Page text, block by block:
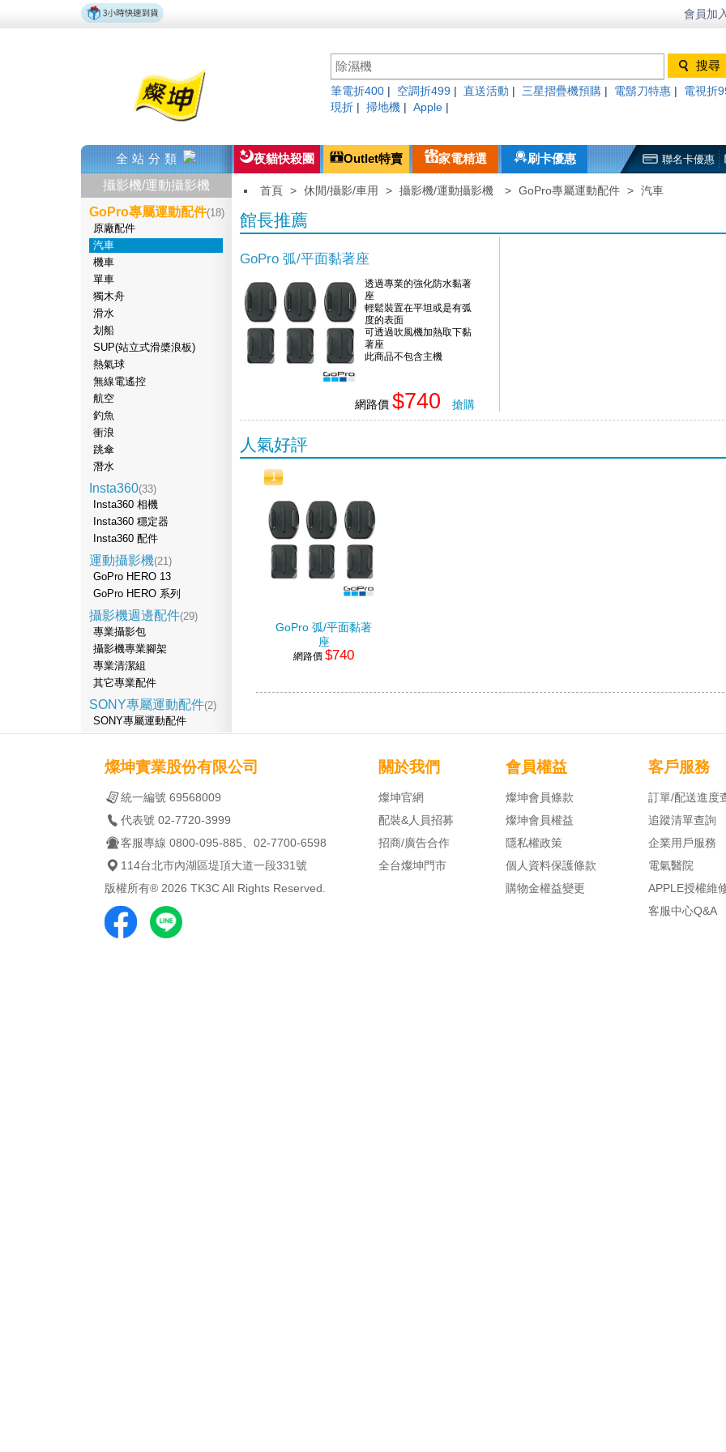
會員加
筆電折400 空調折499 直送活動 三星摺疊機預購 電鬍刀特惠
電視折
現折
掃地機 Apple
全站分類 夜貓快殺團 Outlet特賣 家電精選 刷卡優惠 聯名卡優惠
攝影機/運動攝影機
GoPro專屬運動配件(18)
原廠配件
汽車
機車
單車
獨木舟
滑水
划船
SUP(站立式滑槳浪板)
熱氣球
無線電遙控
航空
釣魚
衝浪
跳傘
潛水
Insta360(33)
Insta360 相機
Insta360 穩定器
Insta360 配件
運動攝影機(21)
GoPro HERO 13
GoPro HERO 系列
攝影機週邊配件(29)
專業攝影包
攝影機專業腳架
專業清潔組
其它專業配件
SONY專屬運動配件(2)
SONY專屬運動配件
首頁 > 休閒/攝影/車用 > 攝影機/運動攝影機 > GoPro專屬運動配件 > 汽車
館長推薦
GoPro 弧/平面黏著座
透過專業的強化防水黏著
座
輕鬆裝置在平坦或是有弧
度的表面
可透過吹風機加熱取下黏
著座
此商品不包含主機
網路價 $740 搶購
人氣好評
1
GoPro 弧/平面黏著
座
網路價$740